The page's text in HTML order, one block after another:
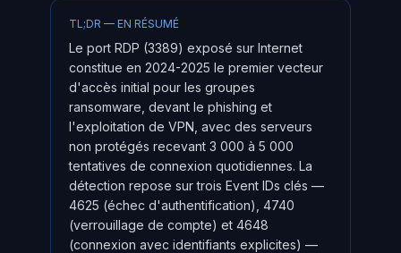
TL;DR — EN RÉSUMÉ
Le port RDP (3389) exposé sur Internet
constitue en 2024-2025 le premier vecteur
d'accès initial pour les groupes
ransomware, devant le phishing et
l'exploitation de VPN, avec des serveurs
non protégés recevant 3 000 à 5 000
tentatives de connexion quotidiennes. La
détection repose sur trois Event IDs clés —
4625 (échec d'authentification), 4740
(verrouillage de compte) et 4648
(connexion avec identifiants explicites) —